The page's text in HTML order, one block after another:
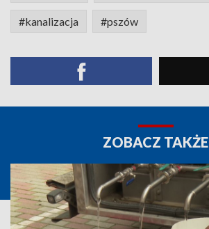
#kanalizacja #pszów
ZOBACZ TAKŻE